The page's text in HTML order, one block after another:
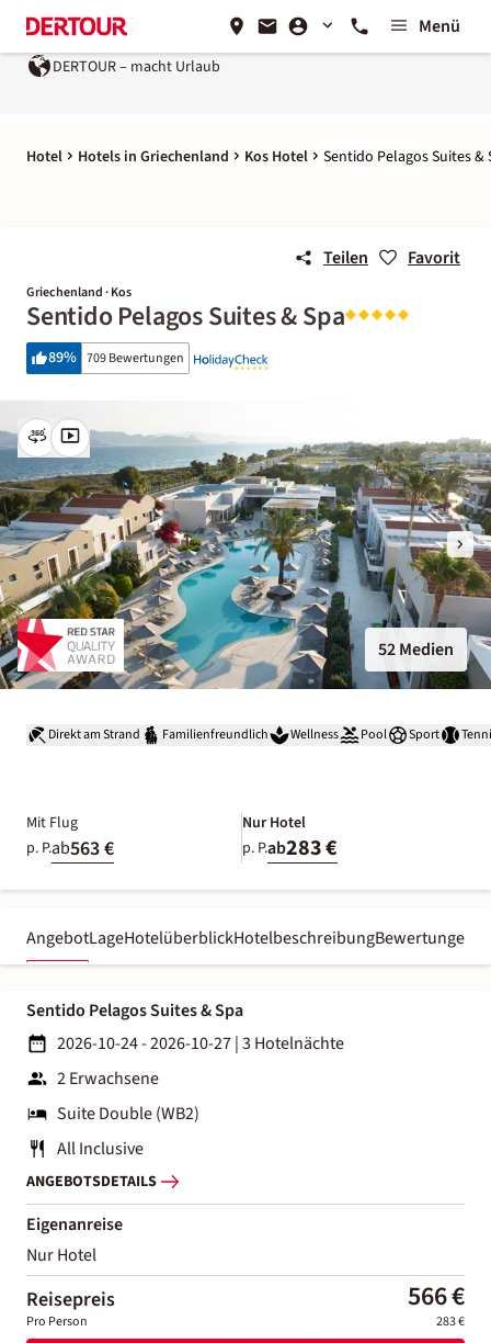
Menü
DERTOUR – macht Urlaub
Hotel Hotels in Griechenland Kos Hotel Sentido Pelagos Suites &
Teilen Favorit
Griechenland · Kos
Sentido Pelagos Suites & Spa
89% 709 Bewertungen
52 Medien
Direkt am Strand Familienfreundlich Wellness Pool Sport
Mit Flug
p. P.ab563 €
Nur Hotel
p. P.ab283 €
AngebotLageHotelüberblickHotelbeschreibungBewertungen
Sentido Pelagos Suites & Spa
2026-10-24 - 2026-10-27|3 Hotelnächte
2 Erwachsene
Suite Double (WB2)
All Inclusive
ANGEBOTSDETAILS
Eigenanreise
Nur Hotel
Reisepreis 566 €
Pro Person 283 €